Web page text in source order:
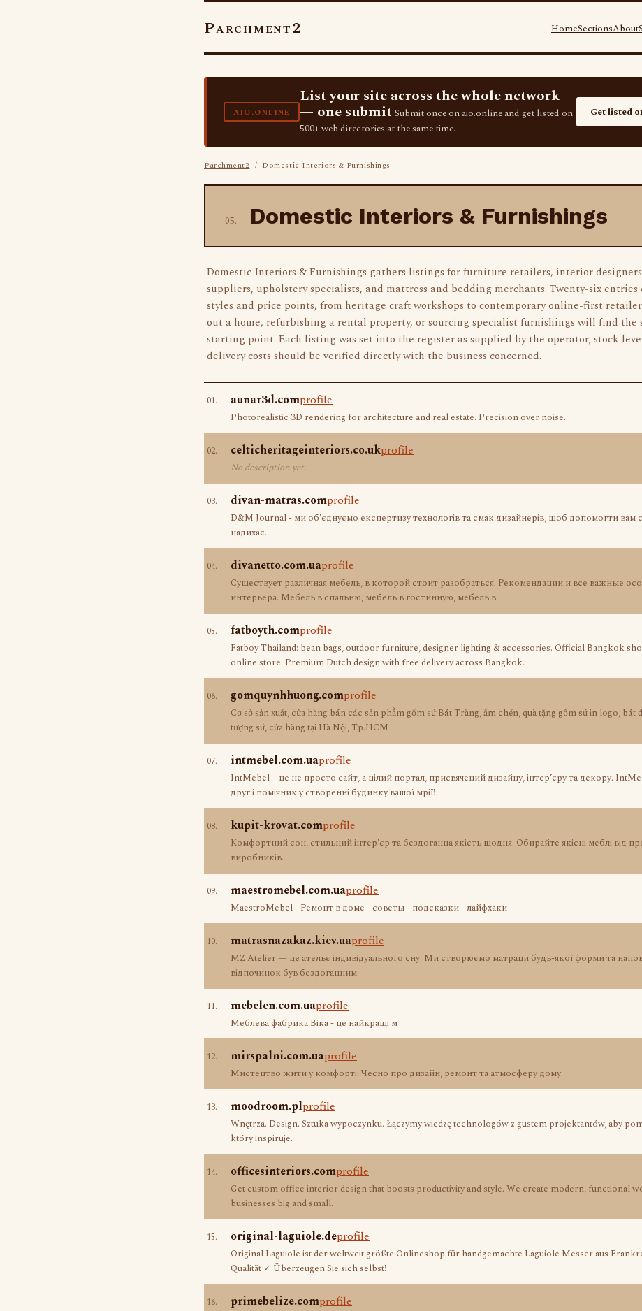
Parchment2 HomeSectionsAbout
AIO.ONLINE
List your site across the whole network
— one submit Submit once on aio.online and get listed on
500+ web directories at the same time.
Get listed
Parchment2 / Domestic Interiors & Furnishings
05. Domestic Interiors & Furnishings
Domestic Interiors & Furnishings gathers listings for furniture retailers, interior
suppliers, upholstery specialists, and mattress and bedding merchants. Twenty-six entries
styles and price points, from heritage craft workshops to contemporary online-first
out a home, refurbishing a rental property, or sourcing specialist furnishings will find the
starting point. Each listing was set into the register as supplied by the operator; stock
delivery costs should be verified directly with the business concerned.
01. aunar3d.comprofile
Photorealistic 3D rendering for architecture and real estate. Precision over noise.
02. celticheritageinteriors.co.ukprofile
No description yet.
03. divan-matras.comprofile
D&M Journal - ми об'єднуємо експертизу технологів та смак дизайнерів, щоб допомогти вам
надихає.
04. divanetto.com.uaprofile
Существует различная мебель, в которой стоит разобраться. Рекомендации и все важные
интерьера. Мебель в спальню, мебель в гостинную, мебель в
05. fatboyth.comprofile
Fatboy Thailand: bean bags, outdoor furniture, designer lighting & accessories. Official Bangkok
online store. Premium Dutch design with free delivery across Bangkok.
06. gomquynhhuong.comprofile
Cơ sở sản xuất, cửa hàng bán các sản phẩm gốm sứ Bát Tràng, ấm chén, quà tặng gốm sứ in logo,
tượng sứ, cửa hàng tại Hà Nội, Tp.HCM
07. intmebel.com.uaprofile
IntMebel – це не просто сайт, а цілий портал, присвячений дизайну, інтер’єру та декору.
друг і помічник у створенні будинку вашої мрії!
08. kupit-krovat.comprofile
Комфортний сон, стильний інтер'єр та бездоганна якість щодня. Обирайте якісні меблі від
виробників.
09. maestromebel.com.uaprofile
MaestroMebel - Ремонт в доме - советы - подсказки - лайфхаки
10. matrasnazakaz.kiev.uaprofile
MZ Atelier — це ательє індивідуального сну. Ми створюємо матраци будь-якої форми та
відпочинок був бездоганним.
11. mebelen.com.uaprofile
Меблева фабрика Віка - це найкращі м
12. mirspalni.com.uaprofile
Мистецтво жити у комфорті. Чесно про дизайн, ремонт та атмосферу дому.
13. moodroom.plprofile
Wnętrza. Design. Sztuka wypoczynku. Łączymy wiedzę technologów z gustem projektantów, aby
który inspiruje.
14. officesinteriors.comprofile
Get custom office interior design that boosts productivity and style. We create modern, functional
businesses big and small.
15. original-laguiole.deprofile
Original Laguiole ist der weltweit größte Onlineshop für handgemachte Laguiole Messer aus
Qualität ✓ Überzeugen Sie sich selbst!
16. primebelize.comprofile